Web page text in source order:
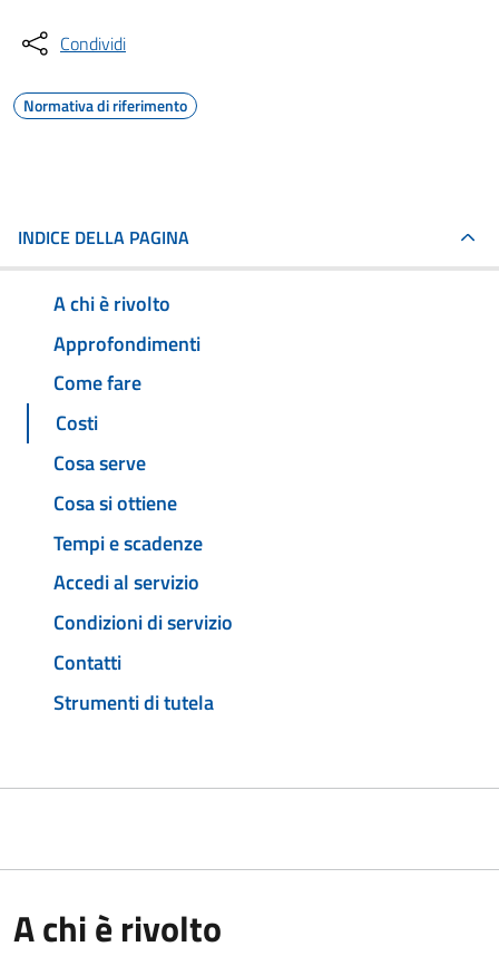
Condividi
Normativa di riferimento
INDICE DELLA PAGINA
A chi è rivolto
Approfondimenti
Come fare
Costi
Cosa serve
Cosa si ottiene
Tempi e scadenze
Accedi al servizio
Condizioni di servizio
Contatti
Strumenti di tutela
A chi è rivolto